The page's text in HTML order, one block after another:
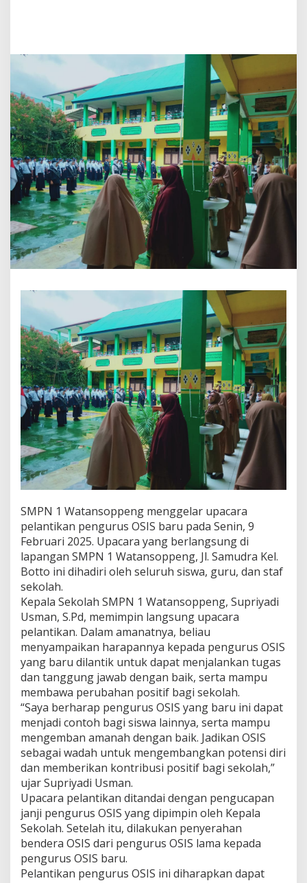
SMPN 1 Watansoppeng menggelar upacara
pelantikan pengurus OSIS baru pada Senin, 9
Februari 2025. Upacara yang berlangsung di
lapangan SMPN 1 Watansoppeng, Jl. Samudra Kel.
Botto ini dihadiri oleh seluruh siswa, guru, dan staf
sekolah.
Kepala Sekolah SMPN 1 Watansoppeng, Supriyadi
Usman, S.Pd, memimpin langsung upacara
pelantikan. Dalam amanatnya, beliau
menyampaikan harapannya kepada pengurus OSIS
yang baru dilantik untuk dapat menjalankan tugas
dan tanggung jawab dengan baik, serta mampu
membawa perubahan positif bagi sekolah.
“Saya berharap pengurus OSIS yang baru ini dapat
menjadi contoh bagi siswa lainnya, serta mampu
mengemban amanah dengan baik. Jadikan OSIS
sebagai wadah untuk mengembangkan potensi diri
dan memberikan kontribusi positif bagi sekolah,”
ujar Supriyadi Usman.
Upacara pelantikan ditandai dengan pengucapan
janji pengurus OSIS yang dipimpin oleh Kepala
Sekolah. Setelah itu, dilakukan penyerahan
bendera OSIS dari pengurus OSIS lama kepada
pengurus OSIS baru.
Pelantikan pengurus OSIS ini diharapkan dapat